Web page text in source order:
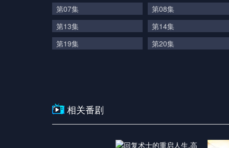
第07集
第08集
第13集
第14集
第19集
第20集
相关番剧